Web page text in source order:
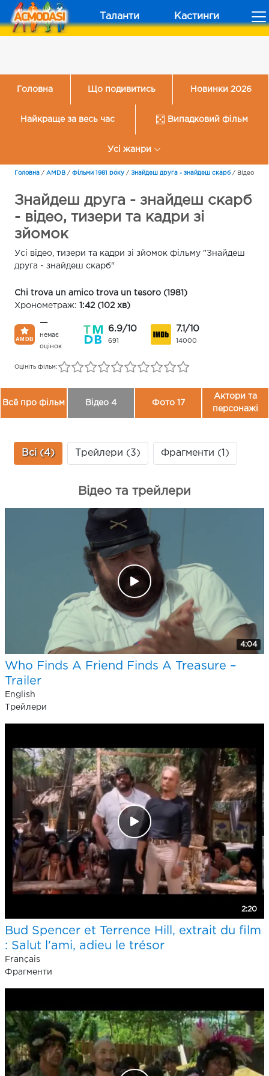
Таланти Кастинги
Головна Що подивитись Новинки 2026
Найкраще за весь час Випадковий фільм
Усі жанри
Головна / AMDB / Фільми 1981 року / Знайдеш друга - знайдеш скарб/ Відео
Знайдеш друга - знайдеш скарб
- відео, тизери та кадри зі
зйомок
Усі відео, тизери та кадри зі зйомок фільму "Знайдеш
друга - знайдеш скарб"
Chi trova un amico trova un tesoro (1981)
Хронометраж: 1:42 (102 хв)
—
немає
оцінок
6.9/10
691
7.1/10
14000
Оцініть фільм:
Всё про фільм Відео 4 Фото 17
Актори та
персонажі
Всі (4) Трейлери (3) Фрагменти (1)
Відео та трейлери
4:04
Who Finds A Friend Finds A Treasure –
Trailer
English
Трейлери
2:20
Bud Spencer et Terrence Hill, extrait du film
: Salut l'ami, adieu le trésor
Français
Фрагменти